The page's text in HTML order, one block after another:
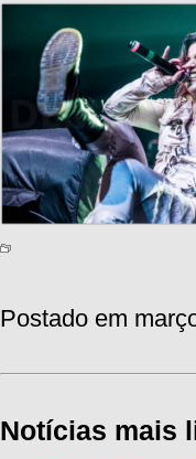
Postado em
Notícias mais